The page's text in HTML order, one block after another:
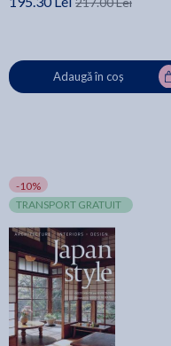
Adaugă în coș
-10%
TRANSPORT GRATUIT